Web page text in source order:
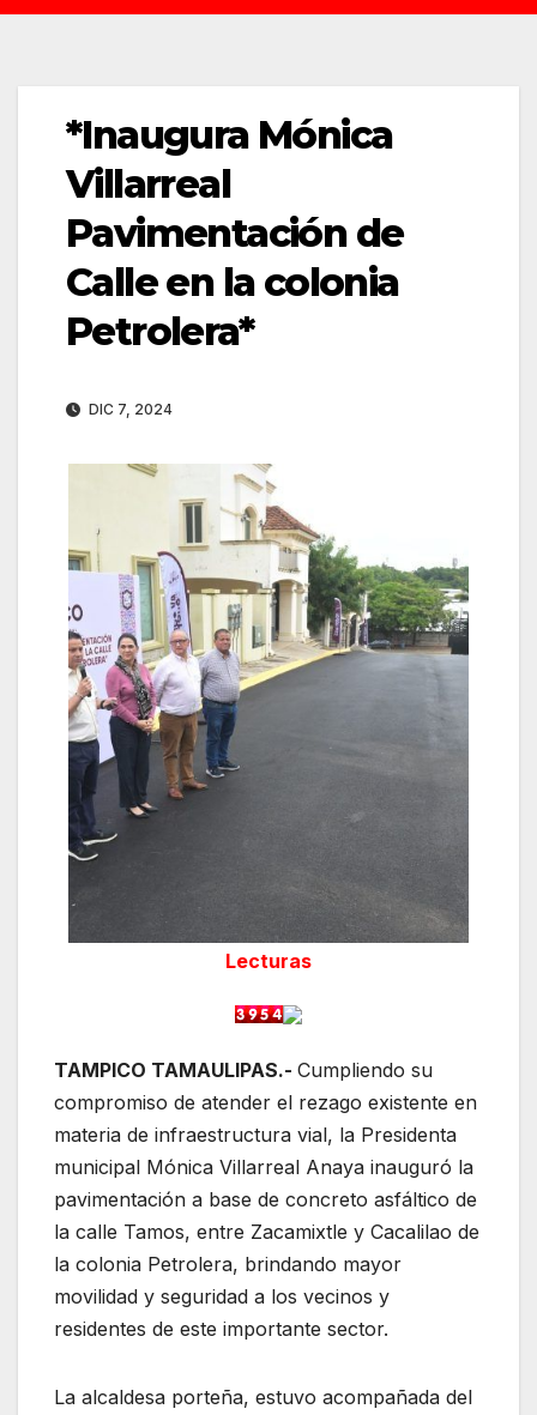
*Inaugura Mónica
Villarreal
Pavimentación de
Calle en la colonia
Petrolera*
DIC 7, 2024
Lecturas
TAMPICO TAMAULIPAS.- Cumpliendo su
compromiso de atender el rezago existente en
materia de infraestructura vial, la Presidenta
municipal Mónica Villarreal Anaya inauguró la
pavimentación a base de concreto asfáltico de
la calle Tamos, entre Zacamixtle y Cacalilao de
la colonia Petrolera, brindando mayor
movilidad y seguridad a los vecinos y
residentes de este importante sector.
La alcaldesa porteña, estuvo acompañada del